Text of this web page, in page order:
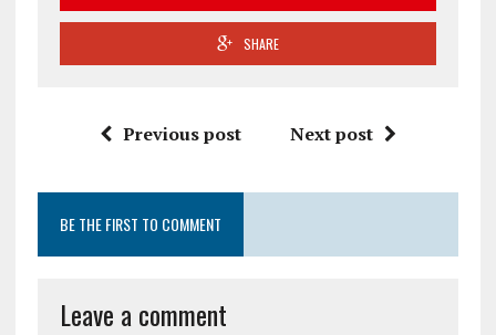
SHARE
Previous post Next post
BE THE FIRST TO COMMENT
Leave a comment